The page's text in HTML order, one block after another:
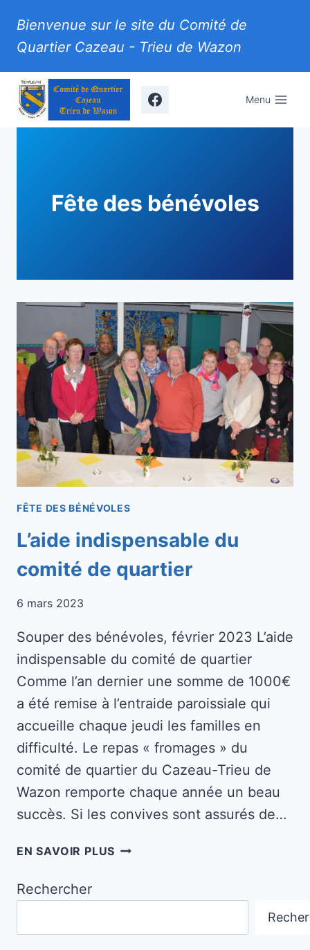
contenu
Bienvenue sur le site du Comité de
Quartier Cazeau - Trieu de Wazon
Menu
Fête des bénévoles
FÊTE DES BÉNÉVOLES
L’aide indispensable du
comité de quartier
6 mars 2023
Souper des bénévoles, février 2023 L’aide
indispensable du comité de quartier
Comme l’an dernier une somme de 1000€
a été remise à l’entraide paroissiale qui
accueille chaque jeudi les familles en
difficulté. Le repas « fromages » du
comité de quartier du Cazeau-Trieu de
Wazon remporte chaque année un beau
succès. Si les convives sont assurés de…
EN SAVOIR PLUS L’AIDE
COMITÉ
QUARTIER
Rechercher